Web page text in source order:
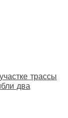
трассы
два